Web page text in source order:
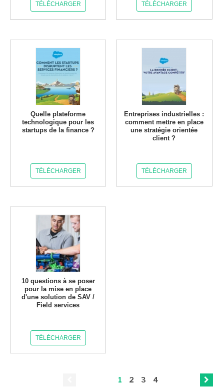
TÉLÉCHARGER TÉLÉCHARGER
Quelle plateforme
technologique pour les
startups de la finance ?
TÉLÉCHARGER
Entreprises industrielles :
comment mettre en place
une stratégie orientée
client ?
TÉLÉCHARGER
10 questions à se poser
pour la mise en place
d'une solution de SAV /
Field services
TÉLÉCHARGER
1 2 3 4